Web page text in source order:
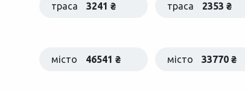
траса 3241 ₴ траса 2353 ₴
місто 46541 ₴ місто 33770 ₴